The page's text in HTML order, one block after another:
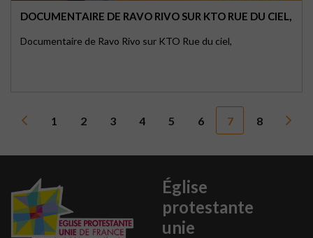
DOCUMENTAIRE DE RAVO RIVO SUR KTO RUE DU CIEL,
Documentaire de Ravo Rivo sur KTO Rue du ciel,
1 2 3 4 5 6 7 8
Église
protestante
unie